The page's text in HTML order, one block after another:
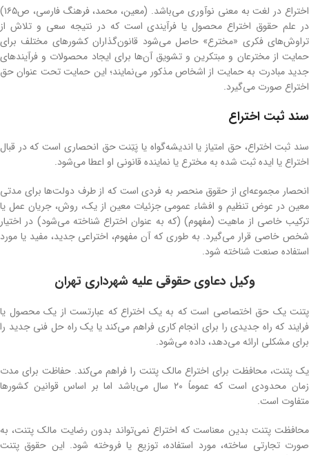
اختراع در لغت به معنی نوآوری می‌باشد. (معین، محمد، فرهنگ فارسی، ص۱۶۵)
در علم حقوق اختراع محصول یا فرآیندی است که در نتیجه سعی و تلاش از
تراوش‌های فکری «مخترع» حاصل می‌شود قانون‌گذاران کشورهای مختلف برای
حمایت از مخترعان و مبتکرین و تشویق آن‌ها برای ایجاد محصولات و فرآیندهای
جدید مبادرت به حمایت از اشخاص مذکور می‌نمایند؛ این حمایت تحت عنوان حق
اختراع صورت می‌گیرد.
سند ثبت اختراع
سند ثبت اختراع، حق امتیاز یا اندیشه‌گواه یا پَتِنت حق انحصاری است که در قبال
اختراع یا ایده ثبت شده به مخترع یا نماینده قانونی او اعطا می‌شود.
انحصار مجموعه‌ای از حقوق منحصر به فردی است که از طرف دولت‌ها برای مدتی
معین در عوض تنظیم و افشاء عمومی جزئیات معین از یک، روش، جریان عمل یا
ترکیب خاصی از ماهیت (مفهوم) (که به عنوان اختراع شناخته می‌شود) در اختیار
شخص خاصی قرار می‌گیرد. به‌ طوری‌ که آن مفهوم، اختراعی جدید، مفید یا مورد
استفاده صنعت شناخته شود.
وکیل دعاوی حقوقی علیه شهرداری تهران
پتنت یک حق اختصاصی است که به یک اختراع که عبارتست از یک محصول یا
فرایند که راه جدیدی را برای انجام کاری فراهم می‌کند یا یک راه حل فنی جدید را
برای مشکلی ارائه می‌دهد، داده می‌شود.
یک پتنت، محافظت برای اختراع مالک پتنت را فراهم می‌کند. حفاظت برای مدت
زمان محدودی است که عموماً ۲۰ سال می‌باشد اما بر اساس قوانین کشورها
متفاوت است.
محافظت پتنت بدین معناست که اختراع نمی‌تواند بدون رضایت مالک پتنت، به
صورت تجارتی ساخته، مورد استفاده، توزیع یا فروخته شود. این حقوق پتنت